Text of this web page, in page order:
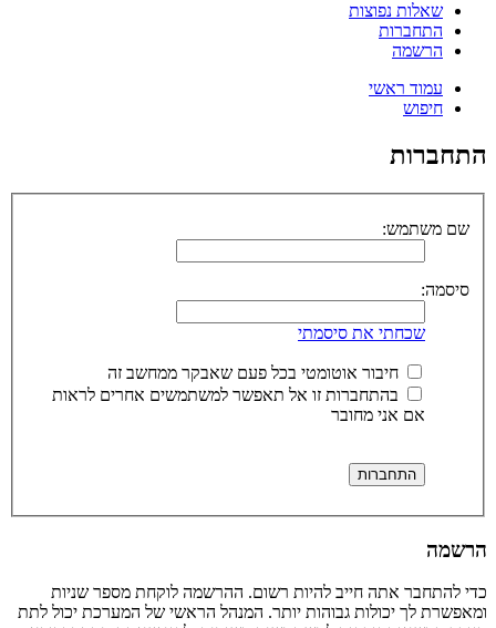
שאלות נפוצות
התחברות
הרשמה
עמוד ראשי
חיפוש
התחברות
שם משתמש:
סיסמה:
שכחתי את סיסמתי
חיבור אוטומטי בכל פעם שאבקר ממחשב זה
בהתחברות זו אל תאפשר למשתמשים אחרים לראות
אם אני מחובר
הרשמה
כדי להתחבר אתה חייב להיות רשום. ההרשמה לוקחת מספר שניות
ומאפשרת לך יכולות גבוהות יותר. המנהל הראשי של המערכת יכול לתת